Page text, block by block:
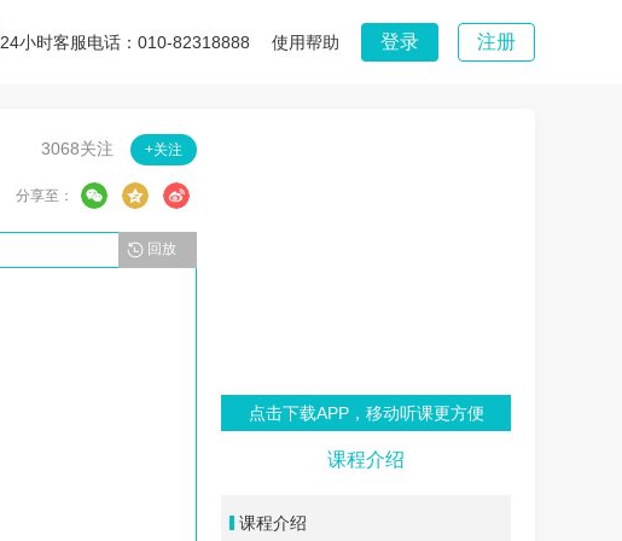
登录 注册
使用帮助
24小时客服电话：010-82318888
3068关注 +关注
分享至：
回放
点击下载APP，移动听课更方便
课程介绍
课程介绍